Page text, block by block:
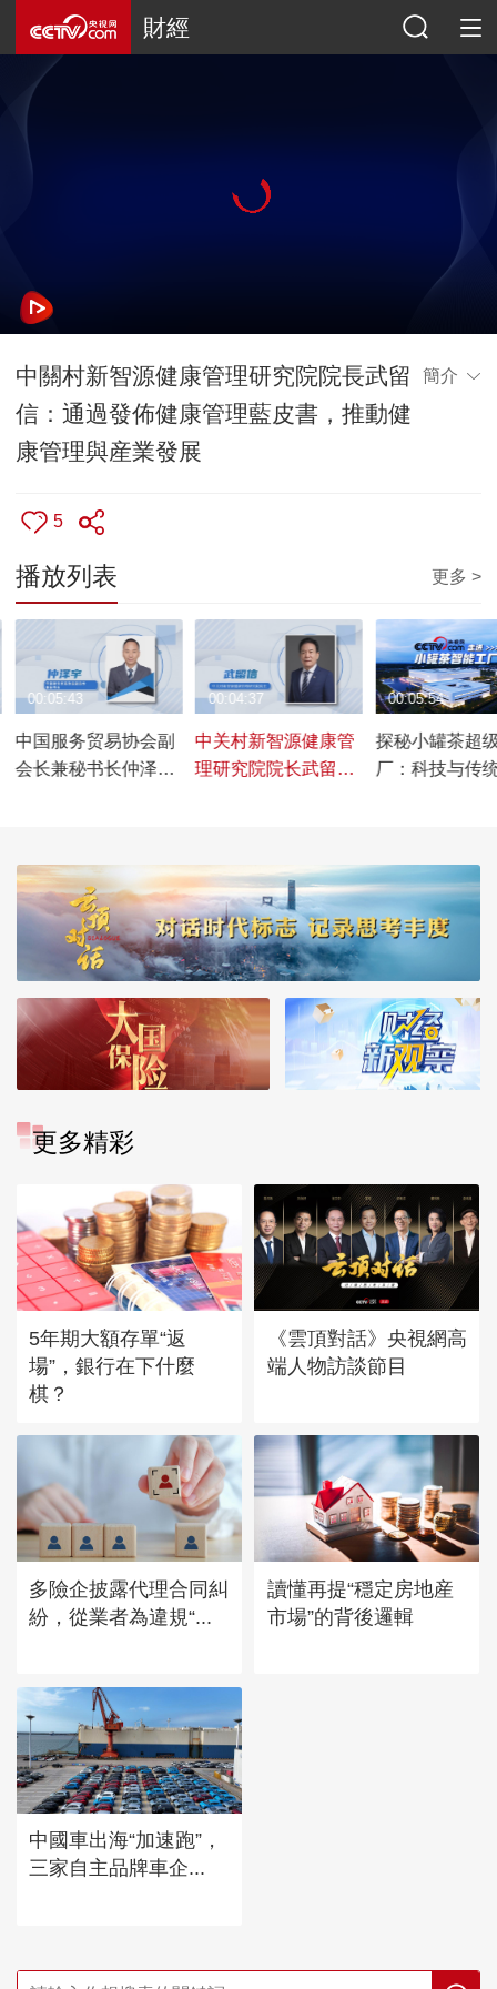
財經
中關村新智源健康管理研究院院長武留
信：通過發佈健康管理藍皮書，推動健
康管理與産業發展
簡介
5
播放列表 更多 >
中国服务贸易协会副
会长兼秘书长仲泽
质量发展
00:05:43
中关村新智源健康管
理研究院院长武留
00:04:37
探秘小罐茶超
厂：科技与传
00:05:54
更多精彩
5年期大額存單“返
場”，銀行在下什麼
棋？
《雲頂對話》央視網高
端人物訪談節目
多險企披露代理合同糾
紛，從業者為違規“...
讀懂再提“穩定房地産
市場”的背後邏輯
中國車出海“加速跑”，
三家自主品牌車企...